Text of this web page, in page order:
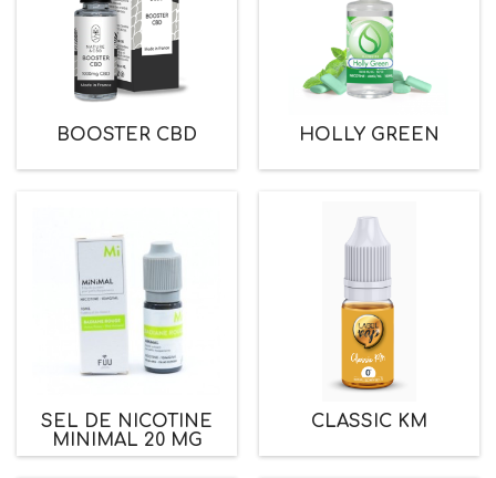
BOOSTER CBD HOLLY GREEN
SEL DE NICOTINE
MINIMAL 20 MG
CLASSIC KM